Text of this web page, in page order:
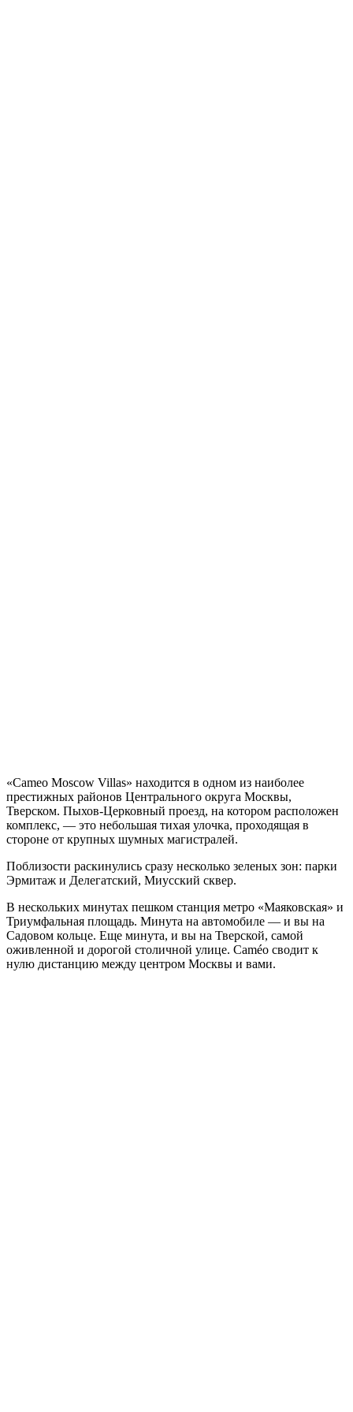
«Cameo Moscow Villas» находится в одном из наиболее
престижных районов Центрального округа Москвы,
Тверском. Пыхов-Церковный проезд, на котором расположен
комплекс, — это небольшая тихая улочка, проходящая в
стороне от крупных шумных магистралей.
Поблизости раскинулись сразу несколько зеленых зон: парки
Эрмитаж и Делегатский, Миусский сквер.
В нескольких минутах пешком станция метро «Маяковская» и
Триумфальная площадь. Минута на автомобиле — и вы на
Садовом кольце. Еще минута, и вы на Тверской, самой
оживленной и дорогой столичной улице. Caméo сводит к
нулю дистанцию между центром Москвы и вами.